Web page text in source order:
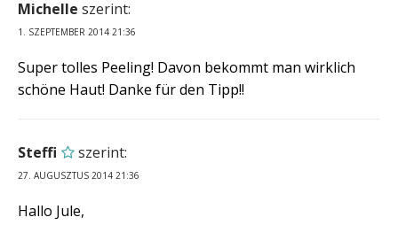
Michelle szerint:
1. SZEPTEMBER 2014 21:36
Super tolles Peeling! Davon bekommt man wirklich
schöne Haut! Danke für den Tipp!!
Steffi szerint:
27. AUGUSZTUS 2014 21:36
Hallo Jule,